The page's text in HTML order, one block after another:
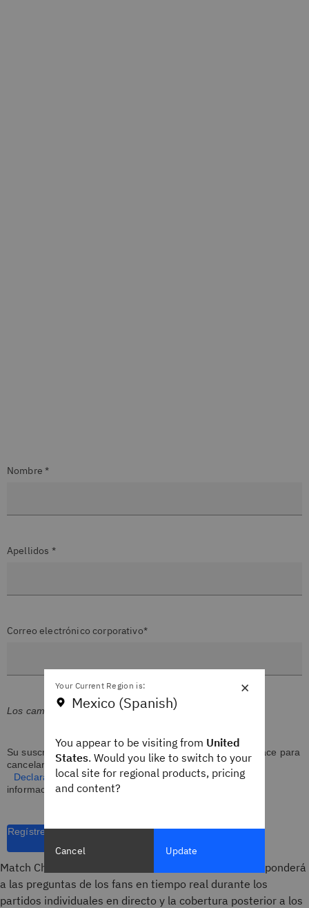
Nombre *
Apellidos *
Correo electrónico corporativo*
Los campos marcados con (*) son obligatorios
Su suscripción se entregará en inglés. Encontrará un enlace para
cancelar la suscripción en cada boletín. Consulte nuestra
Declaración de privacidad de IB
M para obtener más
información.
Regístrese
Match Chat, un nuevo asistente interactivo de IA, responderá
a las preguntas de los fans en tiempo real durante los
partidos individuales en directo y la cobertura posterior a los
×
Your Current Region is:
Mexico (Spanish)
You appear to be visiting from United
States. Would you like to switch to your
local site for regional products, pricing
and content?
Cancel Update